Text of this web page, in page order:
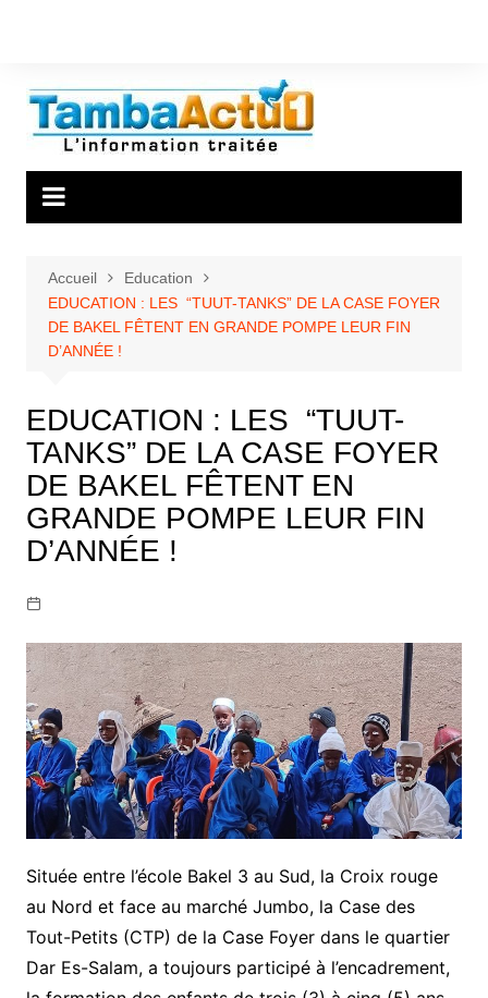
Accueil
Education
EDUCATION : LES “TUUT-TANKS” DE LA CASE FOYER
DE BAKEL FÊTENT EN GRANDE POMPE LEUR FIN
D’ANNÉE !
EDUCATION : LES “TUUT-
TANKS” DE LA CASE FOYER
DE BAKEL FÊTENT EN
GRANDE POMPE LEUR FIN
D’ANNÉE !
Située entre l’école Bakel 3 au Sud, la Croix rouge
au Nord et face au marché Jumbo, la Case des
Tout-Petits (CTP) de la Case Foyer dans le quartier
Dar Es-Salam, a toujours participé à l’encadrement,